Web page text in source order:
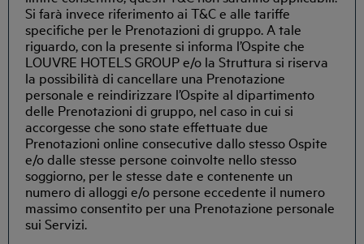
Si farà invece riferimento ai T&C e alle tariffe
specifiche per le Prenotazioni di gruppo. A tale
riguardo, con la presente si informa l’Ospite che
LOUVRE HOTELS GROUP e/o la Struttura si riserva
la possibilità di cancellare una Prenotazione
personale e reindirizzare l’Ospite al dipartimento
delle Prenotazioni di gruppo, nel caso in cui si
accorgesse che sono state effettuate due
Prenotazioni online consecutive dallo stesso Ospite
e/o dalle stesse persone coinvolte nello stesso
soggiorno, per le stesse date e contenente un
numero di alloggi e/o persone eccedente il numero
massimo consentito per una Prenotazione personale
sui Servizi.